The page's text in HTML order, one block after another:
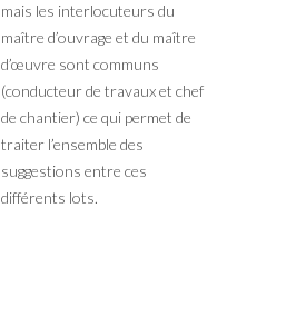
mais les interlocuteurs du
maître d’ouvrage et du maître
d’œuvre sont communs
(conducteur de travaux et chef
de chantier) ce qui permet de
traiter l’ensemble des
suggestions entre ces
différents lots.